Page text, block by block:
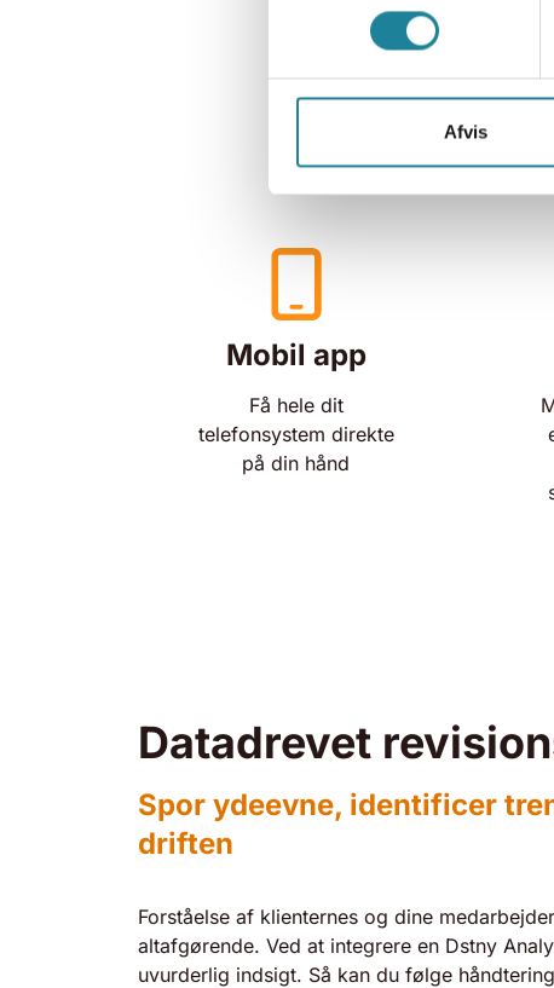
Afvis
Mobil app
Få hele dit
telefonsystem direkte
på din hånd
Datadrevet
Spor ydeevne, identificer
driften
Forståelse af klienternes og dine
altafgørende. Ved at integrere en Dstny
uvurderlig indsigt. Så kan du følge